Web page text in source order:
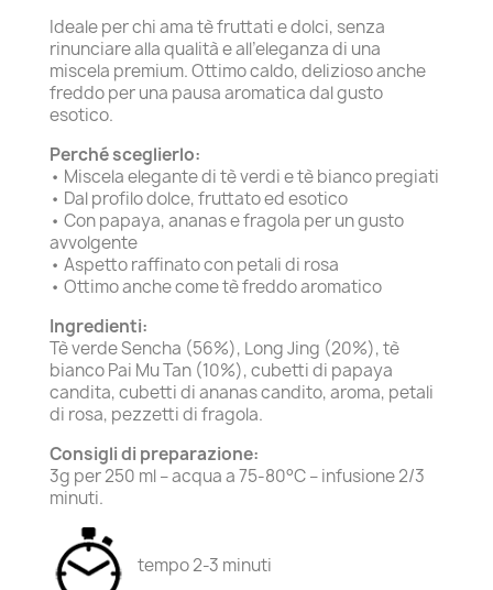
Ideale per chi ama tè fruttati e dolci, senza
rinunciare alla qualità e all’eleganza di una
miscela premium. Ottimo caldo, delizioso anche
freddo per una pausa aromatica dal gusto
esotico.
Perché sceglierlo:
• Miscela elegante di tè verdi e tè bianco pregiati
• Dal profilo dolce, fruttato ed esotico
• Con papaya, ananas e fragola per un gusto
avvolgente
• Aspetto raffinato con petali di rosa
• Ottimo anche come tè freddo aromatico
Ingredienti:
Tè verde Sencha (56%), Long Jing (20%), tè
bianco Pai Mu Tan (10%), cubetti di papaya
candita, cubetti di ananas candito, aroma, petali
di rosa, pezzetti di fragola.
Consigli di preparazione:
3g per 250 ml – acqua a 75-80°C – infusione 2/3
minuti.
tempo 2-3 minuti